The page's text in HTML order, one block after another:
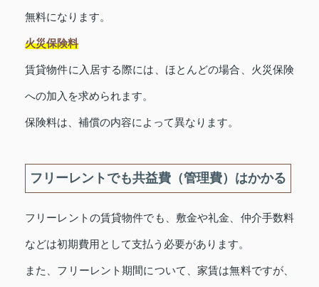
無料になります。
火災保険料
賃貸物件に入居する際には、ほとんどの場合、火災保険
への加入を求められます。
保険料は、補償の内容によって異なります。
フリーレントでも共益費（管理費）はかかる
フリーレントの賃貸物件でも、敷金や礼金、仲介手数料
などは初期費用として支払う必要があります。
また、フリーレント期間について、家賃は無料ですが、